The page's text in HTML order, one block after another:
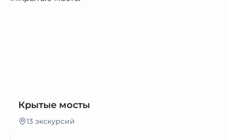
Крытые мосты
13 экскурсий